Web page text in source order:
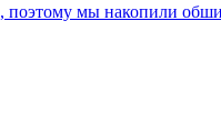
поэтому мы накопили